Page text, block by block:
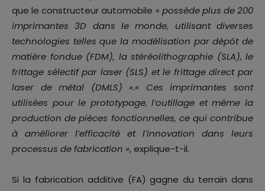
que le constructeur automobile « possède plus de 200
imprimantes 3D dans le monde, utilisant diverses
technologies telles que la modélisation par dépôt de
matière fondue (FDM), la stéréolithographie (SLA), le
frittage sélectif par laser (SLS) et le frittage direct par
laser de métal (DMLS) ».« Ces imprimantes sont
utilisées pour le prototypage, l’outillage et même la
production de pièces fonctionnelles, ce qui contribue
à améliorer l’efficacité et l’innovation dans leurs
processus de fabrication », explique-t-il.
Si la fabrication additive (FA) gagne du terrain dans